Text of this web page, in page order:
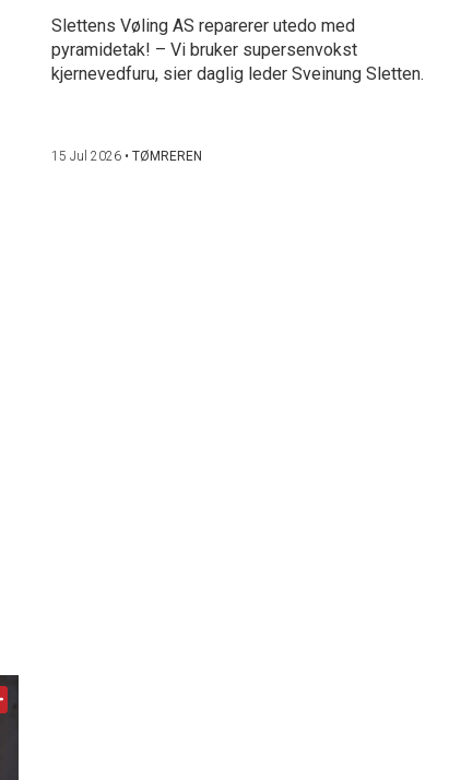
Slettens Vøling AS reparerer utedo med
pyramidetak! – Vi bruker supersenvokst
kjernevedfuru, sier daglig leder Sveinung Sletten.
15 Jul 2026• TØMREREN